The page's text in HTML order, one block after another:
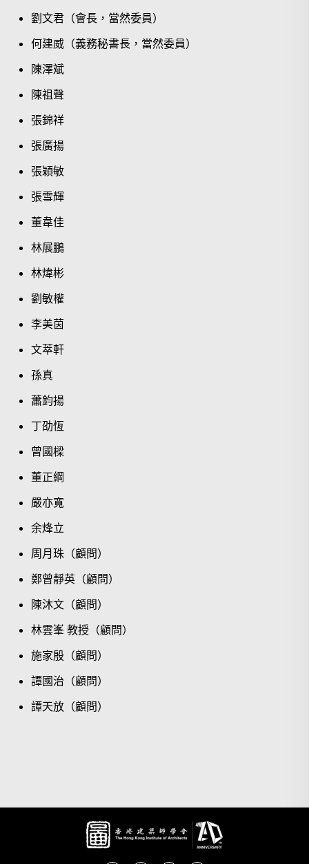
劉文君（會長，當然委員）
何建威（義務秘書長，當然委員）
陳澤斌
陳祖聲
張錦祥
張廣揚
張穎敏
張雪輝
董韋佳
林展鵬
林煒彬
劉敏權
李美茵
文萃軒
孫真
蕭鈞揚
丁劭恆
曾國樑
董正綱
嚴亦寬
余烽立
周月珠（顧問）
鄭曾靜英（顧問）
陳沐文（顧問）
林雲峯 教授（顧問）
施家殷（顧問）
譚國治（顧問）
譚天放（顧問）